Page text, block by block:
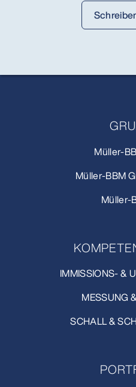
Müller-
Müller-BBM
Müller-
IMMISSIONS- &
MESSUNG
SCHALL &